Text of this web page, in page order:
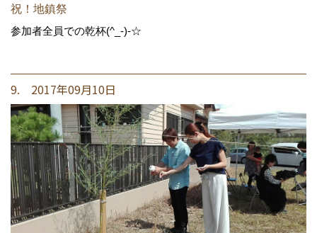
祝！地鎮祭
参加者全員での乾杯(^_-)-☆
9. 2017年09月10日